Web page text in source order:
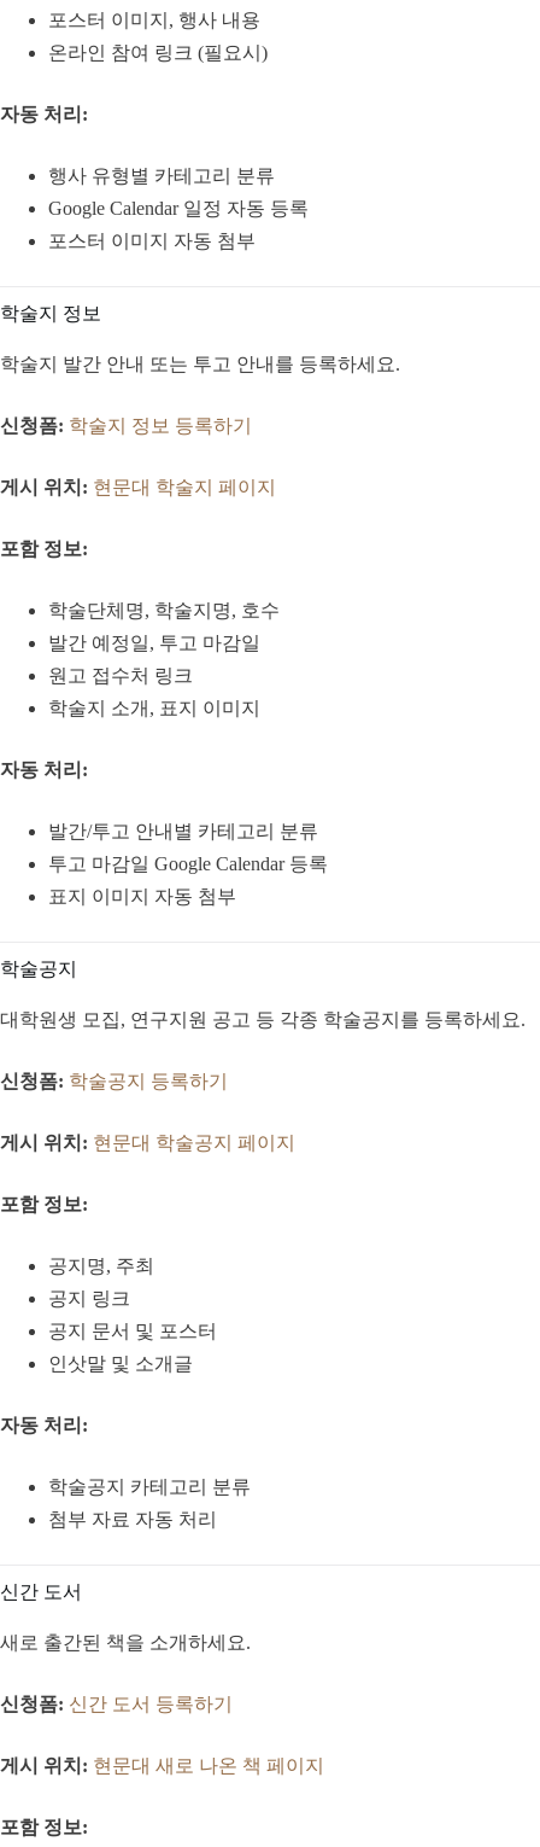
포스터 이미지, 행사 내용
온라인 참여 링크 (필요시)
자동 처리:
행사 유형별 카테고리 분류
Google Calendar 일정 자동 등록
포스터 이미지 자동 첨부
학술지 정보
학술지 발간 안내 또는 투고 안내를 등록하세요.
신청폼: 학술지 정보 등록하기
게시 위치: 현문대 학술지 페이지
포함 정보:
학술단체명, 학술지명, 호수
발간 예정일, 투고 마감일
원고 접수처 링크
학술지 소개, 표지 이미지
자동 처리:
발간/투고 안내별 카테고리 분류
투고 마감일 Google Calendar 등록
표지 이미지 자동 첨부
학술공지
대학원생 모집, 연구지원 공고 등 각종 학술공지를 등록하세요.
신청폼: 학술공지 등록하기
게시 위치: 현문대 학술공지 페이지
포함 정보:
공지명, 주최
공지 링크
공지 문서 및 포스터
인삿말 및 소개글
자동 처리:
학술공지 카테고리 분류
첨부 자료 자동 처리
신간 도서
새로 출간된 책을 소개하세요.
신청폼: 신간 도서 등록하기
게시 위치: 현문대 새로 나온 책 페이지
포함 정보: